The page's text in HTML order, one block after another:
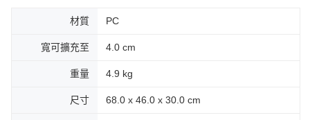
材質 PC
寬可擴充至 4.0 cm
重量 4.9 kg
尺寸 68.0 x 46.0 x 30.0 cm